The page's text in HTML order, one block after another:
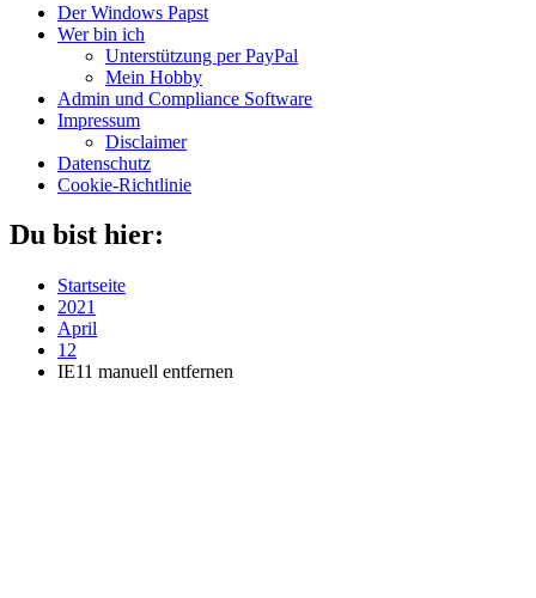
Der Windows Papst
Wer bin ich
Unterstützung per PayPal
Mein Hobby
Admin und Compliance Software
Impressum
Disclaimer
Datenschutz
Cookie-Richtlinie
Du bist hier:
Startseite
2021
April
12
IE11 manuell entfernen